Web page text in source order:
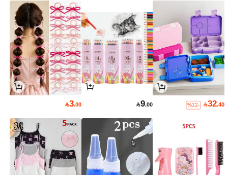
32.40
%12-
9.00
3.00